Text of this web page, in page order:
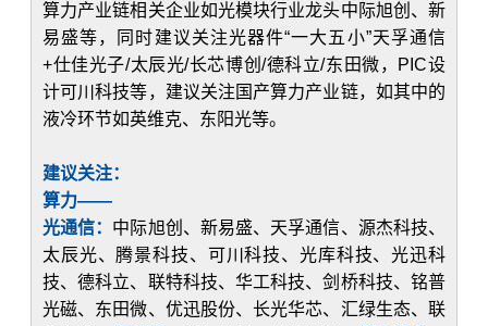
算力产业链相关企业如光模块行业龙头中际旭创、新
易盛等，同时建议关注光器件“一大五小”天孚通信
+仕佳光子/太辰光/长芯博创/德科立/东田微，PIC设
计可川科技等，建议关注国产算力产业链，如其中的
液冷环节如英维克、东阳光等。
建议关注：
算力——
光通信： 中际旭创、新易盛、天孚通信、源杰科技、
太辰光、腾景科技、可川科技、光库科技、光迅科
技、德科立、联特科技、华工科技、剑桥科技、铭普
光磁、东田微、优迅股份、长光华芯、汇绿生态、联